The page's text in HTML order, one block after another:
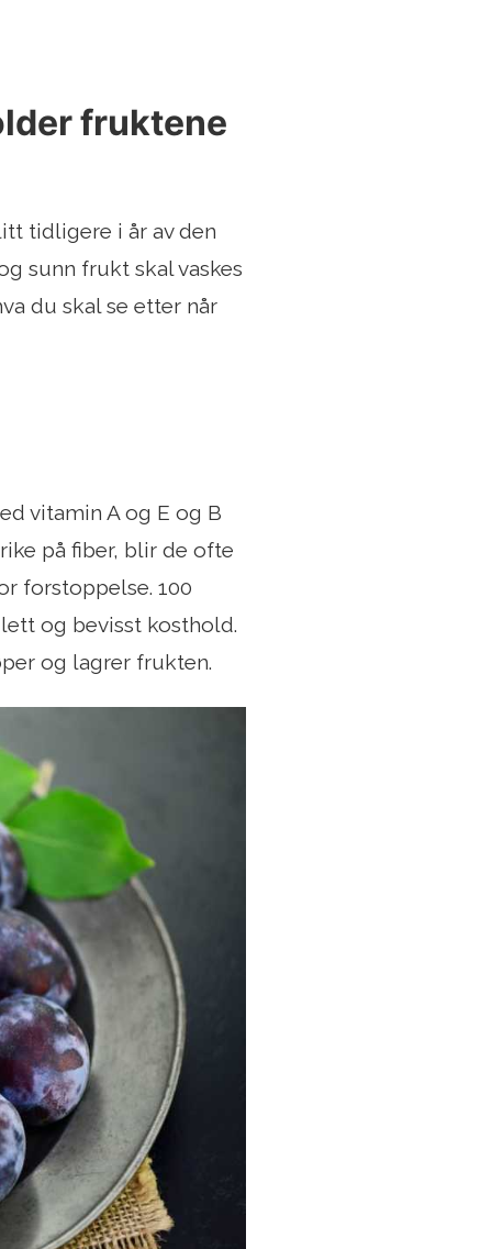
fruktene
tidligere i år av den
sunn frukt skal vaskes
du skal se etter når
vitamin A og E og B
på fiber, blir de ofte
forstoppelse. 100
og bevisst kosthold.
og lagrer frukten.